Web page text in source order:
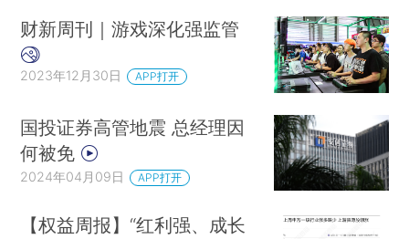
财新周刊｜游戏深化强监管
2023年12月30日 APP打开
国投证券高管地震 总经理因
何被免
2024年04月09日 APP打开
【权益周报】“红利强、成长